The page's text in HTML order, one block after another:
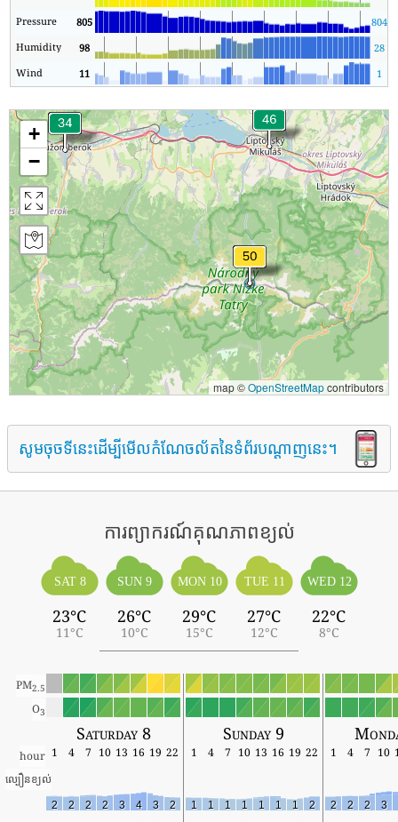
Pressure 805 804
Humidity
98 28
Wind
11 1
+
−
map ©OpenStreetMapcontributors
សូមចុចទីនេះដើម្បីមើលកំណែចល័តនៃទំព័របណ្តាញនេះ។
ការព្យាករណ៍គុណភាពខ្យល់
SAT 8
23°C
11°C
SUN 9
26°C
10°C
MON 10
29°C
15°C
TUE 11
27°C
12°C
WED 12
22°C
8°C
PM2.5
O3
Saturday 8 Sunday 9
hour 1 4 7 10 13 16 19 22 1 4 7 10 13 16 19 22 1 4 7 10
ល្បឿនខ្យល់
2 2 2 2 3 4 3 2 1 1 1 1 1 1 1 2 2 2 2 3